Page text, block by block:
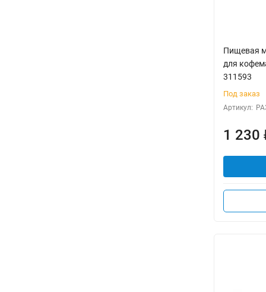
Пищевая
для
311593
Под заказ
Артикул:
1 230